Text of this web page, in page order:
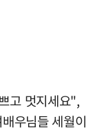
고 멋지세요",
우님들 세월이